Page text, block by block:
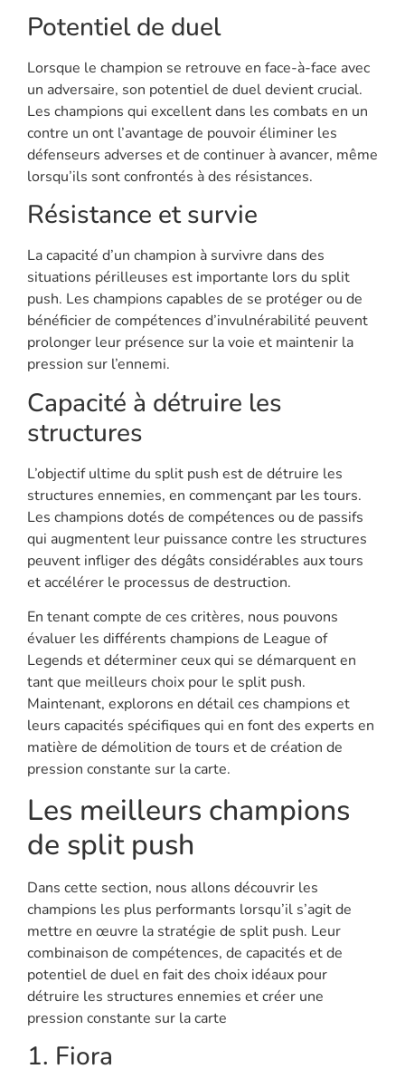
Potentiel de duel
Lorsque le champion se retrouve en face-à-face avec
un adversaire, son potentiel de duel devient crucial.
Les champions qui excellent dans les combats en un
contre un ont l’avantage de pouvoir éliminer les
défenseurs adverses et de continuer à avancer, même
lorsqu’ils sont confrontés à des résistances.
Résistance et survie
La capacité d’un champion à survivre dans des
situations périlleuses est importante lors du split
push. Les champions capables de se protéger ou de
bénéficier de compétences d’invulnérabilité peuvent
prolonger leur présence sur la voie et maintenir la
pression sur l’ennemi.
Capacité à détruire les
structures
L’objectif ultime du split push est de détruire les
structures ennemies, en commençant par les tours.
Les champions dotés de compétences ou de passifs
qui augmentent leur puissance contre les structures
peuvent infliger des dégâts considérables aux tours
et accélérer le processus de destruction.
En tenant compte de ces critères, nous pouvons
évaluer les différents champions de League of
Legends et déterminer ceux qui se démarquent en
tant que meilleurs choix pour le split push.
Maintenant, explorons en détail ces champions et
leurs capacités spécifiques qui en font des experts en
matière de démolition de tours et de création de
pression constante sur la carte.
Les meilleurs champions
de split push
Dans cette section, nous allons découvrir les
champions les plus performants lorsqu’il s’agit de
mettre en œuvre la stratégie de split push. Leur
combinaison de compétences, de capacités et de
potentiel de duel en fait des choix idéaux pour
détruire les structures ennemies et créer une
pression constante sur la carte
1. Fiora